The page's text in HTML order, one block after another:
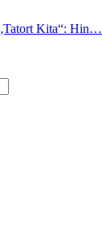
Kita“: Hin…